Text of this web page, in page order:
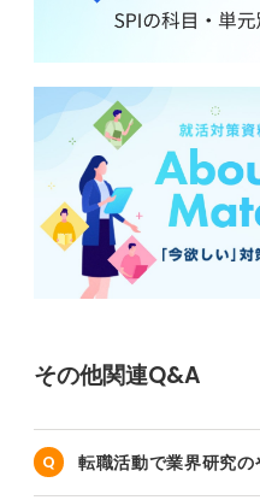
その他関連Q&A
転職活動で業界研究の